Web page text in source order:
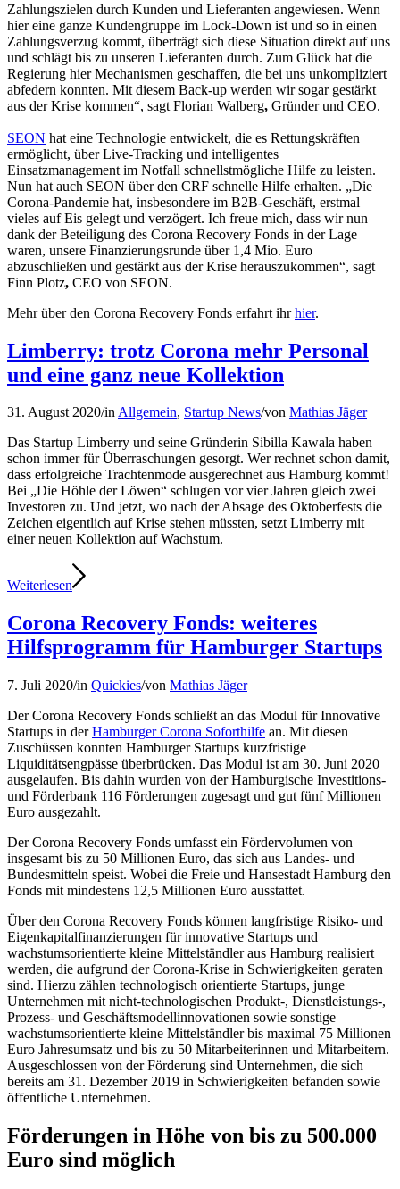
Zahlungszielen durch Kunden und Lieferanten angewiesen. Wenn
hier eine ganze Kundengruppe im Lock-Down ist und so in einen
Zahlungsverzug kommt, überträgt sich diese Situation direkt auf uns
und schlägt bis zu unseren Lieferanten durch. Zum Glück hat die
Regierung hier Mechanismen geschaffen, die bei uns unkompliziert
abfedern konnten. Mit diesem Back-up werden wir sogar gestärkt
aus der Krise kommen“, sagt Florian Walberg, Gründer und CEO.
SEON hat eine Technologie entwickelt, die es Rettungskräften
ermöglicht, über Live-Tracking und intelligentes
Einsatzmanagement im Notfall schnellstmögliche Hilfe zu leisten.
Nun hat auch SEON über den CRF schnelle Hilfe erhalten. „Die
Corona-Pandemie hat, insbesondere im B2B-Geschäft, erstmal
vieles auf Eis gelegt und verzögert. Ich freue mich, dass wir nun
dank der Beteiligung des Corona Recovery Fonds in der Lage
waren, unsere Finanzierungsrunde über 1,4 Mio. Euro
abzuschließen und gestärkt aus der Krise herauszukommen“, sagt
Finn Plotz, CEO von SEON.
Mehr über den Corona Recovery Fonds erfahrt ihrhier.
Limberry: trotz Corona mehr Personal
und eine ganz neue Kollektion
31. August 2020/inAllgemein, Startup News/von Mathias Jäger
Das Startup Limberry und seine Gründerin Sibilla Kawala haben
schon immer für Überraschungen gesorgt. Wer rechnet schon damit,
dass erfolgreiche Trachtenmode ausgerechnet aus Hamburg kommt!
Bei „Die Höhle der Löwen“ schlugen vor vier Jahren gleich zwei
Investoren zu. Und jetzt, wo nach der Absage des Oktoberfests die
Zeichen eigentlich auf Krise stehen müssten, setzt Limberry mit
einer neuen Kollektion auf Wachstum.
Weiterlesen
Corona Recovery Fonds: weiteres
Hilfsprogramm für Hamburger Startups
7. Juli 2020/in Quickies/von Mathias Jäger
Der Corona Recovery Fonds schließt an das Modul für Innovative
Startups in derHamburger Corona Soforthilfe an. Mit diesen
Zuschüssen konnten Hamburger Startups kurzfristige
Liquiditätsengpässe überbrücken. Das Modul ist am 30. Juni 2020
ausgelaufen. Bis dahin wurden von der Hamburgische Investitions-
und Förderbank 116 Förderungen zugesagt und gut fünf Millionen
Euro ausgezahlt.
Der Corona Recovery Fonds umfasst ein Fördervolumen von
insgesamt bis zu 50 Millionen Euro, das sich aus Landes- und
Bundesmitteln speist. Wobei die Freie und Hansestadt Hamburg den
Fonds mit mindestens 12,5 Millionen Euro ausstattet.
Über den Corona Recovery Fonds können langfristige Risiko- und
Eigenkapitalfinanzierungen für innovative Startups und
wachstumsorientierte kleine Mittelständler aus Hamburg realisiert
werden, die aufgrund der Corona-Krise in Schwierigkeiten geraten
sind. Hierzu zählen technologisch orientierte Startups, junge
Unternehmen mit nicht-technologischen Produkt-, Dienstleistungs-,
Prozess- und Geschäftsmodellinnovationen sowie sonstige
wachstumsorientierte kleine Mittelständler bis maximal 75 Millionen
Euro Jahresumsatz und bis zu 50 Mitarbeiterinnen und Mitarbeitern.
Ausgeschlossen von der Förderung sind Unternehmen, die sich
bereits am 31. Dezember 2019 in Schwierigkeiten befanden sowie
öffentliche Unternehmen.
Förderungen in Höhe von bis zu 500.000
Euro sind möglich